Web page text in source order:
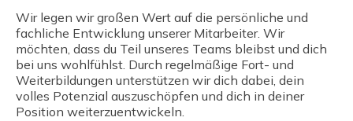
Wir legen wir großen Wert auf die persönliche und
fachliche Entwicklung unserer Mitarbeiter. Wir
möchten, dass du Teil unseres Teams bleibst und dich
bei uns wohlfühlst. Durch regelmäßige Fort- und
Weiterbildungen unterstützen wir dich dabei, dein
volles Potenzial auszuschöpfen und dich in deiner
Position weiterzuentwickeln.